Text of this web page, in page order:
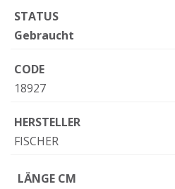
STATUS
Gebraucht
CODE
18927
HERSTELLER
FISCHER
LÄNGE CM